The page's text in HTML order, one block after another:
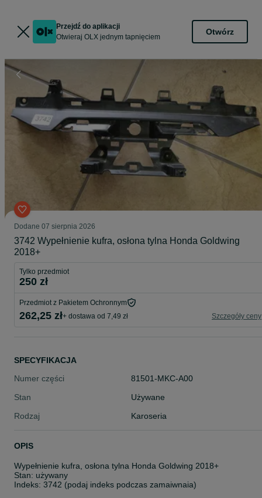
Przejdź do aplikacji
Otwieraj OLX jednym tapnięciem
Otwórz
Dodane 07 sierpnia 2026
3742 Wypełnienie kufra, osłona tylna Honda Goldwing
2018+
Tylko przedmiot
250 zł
Przedmiot z Pakietem Ochronnym
262,25 zł+ dostawa od 7,49 zł Szczegóły ceny
SPECYFIKACJA
Numer części
81501-MKC-A00
Stan
Używane
Rodzaj
Karoseria
OPIS
Wypełnienie kufra, osłona tylna Honda Goldwing 2018+
Stan: używany
Indeks: 3742 (podaj indeks podczas zamaiwnaia)